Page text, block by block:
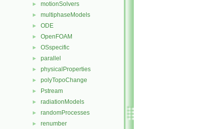
► motionSolvers
► multiphaseModels
► ODE
► OpenFOAM
► OSspecific
► parallel
► physicalProperties
► polyTopoChange
► Pstream
► radiationModels
► randomProcesses
► renumber